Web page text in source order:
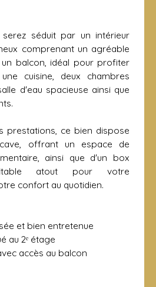
séduit par un intérieur
comprenant un agréable
balcon, idéal pour profiter
cuisine, deux chambres
d'eau spacieuse ainsi que
prestations, ce bien dispose
offrant un espace de
ainsi que d'un box
atout pour votre
confort au quotidien.
et bien entretenue
au 2ᵉ étage
accès au balcon